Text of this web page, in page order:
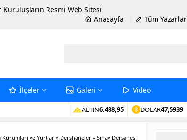
Resmi Web Sitesi
Anasayfa
Tüm Yazarlar
İlçeler Galeri Video
ALTIN6.488,95 DOLAR47,5939
Kurumları ve Yurtlar » Dershaneler » Sınav Dersanesi